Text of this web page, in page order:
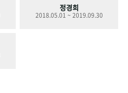
정경희
2018.05.01 ~ 2019.09.30